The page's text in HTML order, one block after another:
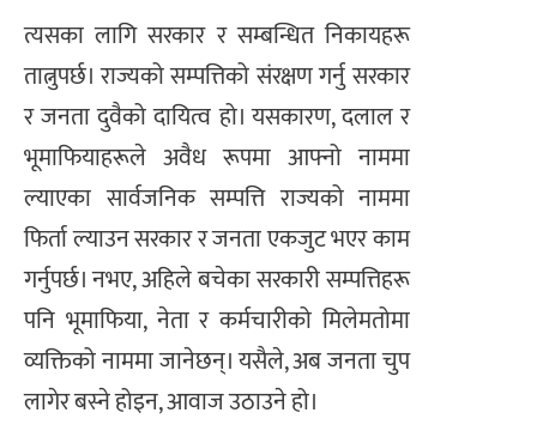
त्यसका लागि सरकार र सम्बन्धित निकायहरू
तात्नुपर्छ। राज्यको सम्पत्तिको संरक्षण गर्नु सरकार
र जनता दुवैको दायित्व हो। यसकारण, दलाल र
भूमाफियाहरूले अवैध रूपमा आफ्नो नाममा
ल्याएका सार्वजनिक सम्पत्ति राज्यको नाममा
फिर्ता ल्याउन सरकार र जनता एकजुट भएर काम
गर्नुपर्छ। नभए, अहिले बचेका सरकारी सम्पत्तिहरू
पनि भूमाफिया, नेता र कर्मचारीको मिलेमतोमा
व्यक्तिको नाममा जानेछन्। यसैले, अब जनता चुप
लागेर बस्ने होइन, आवाज उठाउने हो।